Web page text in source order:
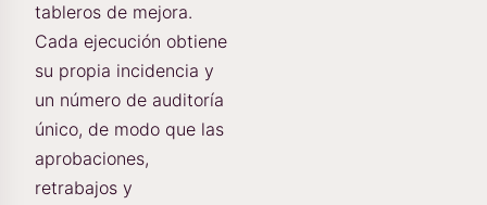
tableros de mejora.
Cada ejecución obtiene
su propia incidencia y
un número de auditoría
único, de modo que las
aprobaciones,
retrabajos y